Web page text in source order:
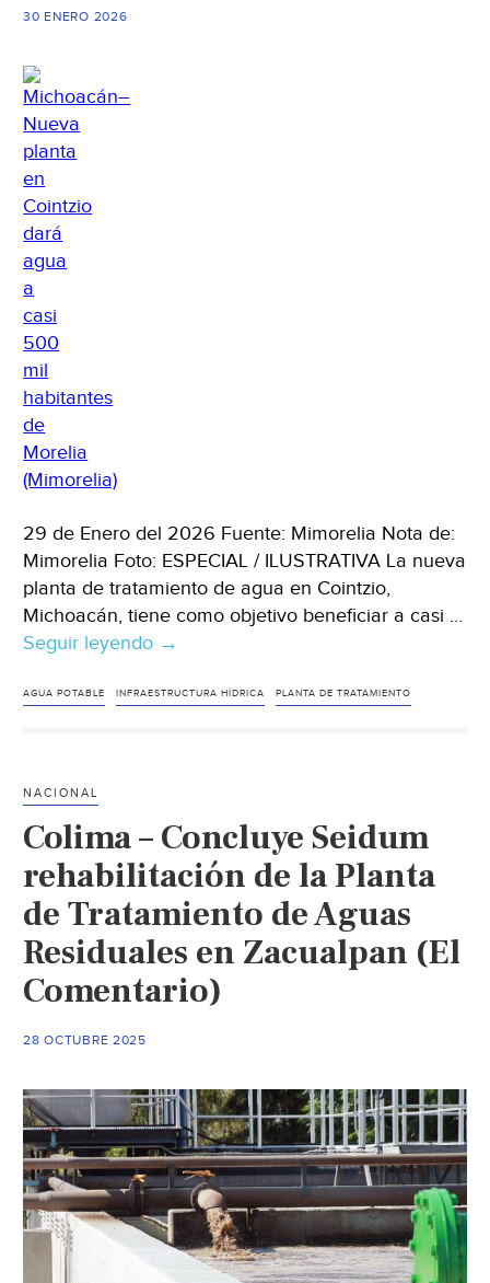
(N+)
30 ENERO 2026
29 de Enero del 2026 Fuente: Mimorelia Nota de:
Mimorelia Foto: ESPECIAL / ILUSTRATIVA La nueva
planta de tratamiento de agua en Cointzio,
Michoacán, tiene como objetivo beneficiar a casi …
Seguir leyendo Michoacán–
planta
a
500
mil
habitantes
Morelia
→
AGUA POTABLE INFRAESTRUCTURA HÍDRICA PLANTA DE TRATAMIENTO
NACIONAL
Colima – Concluye Seidum
rehabilitación de la Planta
de Tratamiento de Aguas
Residuales en Zacualpan (El
Comentario)
28 OCTUBRE 2025